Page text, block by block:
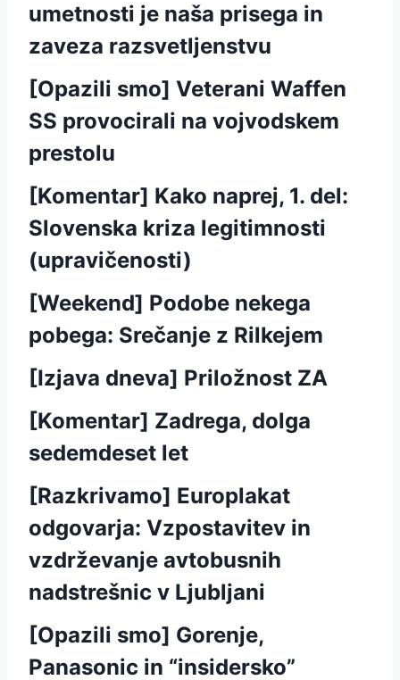
umetnosti je naša prisega in
zaveza razsvetljenstvu
[Opazili smo] Veterani Waffen
SS provocirali na vojvodskem
prestolu
[Komentar] Kako naprej, 1. del:
Slovenska kriza legitimnosti
(upravičenosti)
[Weekend] Podobe nekega
pobega: Srečanje z Rilkejem
[Izjava dneva] Priložnost ZA
[Komentar] Zadrega, dolga
sedemdeset let
[Razkrivamo] Europlakat
odgovarja: Vzpostavitev in
vzdrževanje avtobusnih
nadstrešnic v Ljubljani
[Opazili smo] Gorenje,
Panasonic in “insidersko”